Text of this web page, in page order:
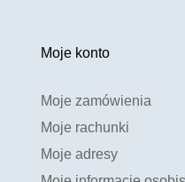
Moje konto
Moje zamówienia
Moje rachunki
Moje adresy